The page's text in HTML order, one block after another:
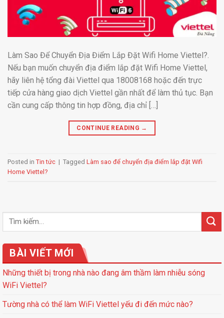
Làm Sao Để Chuyển Địa Điểm Lắp Đặt Wifi Home Viettel?.
Nếu bạn muốn chuyển địa điểm lắp đặt Wifi Home Viettel,
hãy liên hệ tổng đài Viettel qua 18008168 hoặc đến trực
tiếp cửa hàng giao dịch Viettel gần nhất để làm thủ tục. Bạn
cần cung cấp thông tin hợp đồng, địa chỉ […]
CONTINUE READING →
Posted in Tin tức | Tagged Làm sao để chuyển địa điểm lắp đặt Wifi
Home Viettel?
BÀI VIẾT MỚI
Những thiết bị trong nhà nào đang âm thầm làm nhiễu sóng
WiFi Viettel?
Tường nhà có thể làm WiFi Viettel yếu đi đến mức nào?